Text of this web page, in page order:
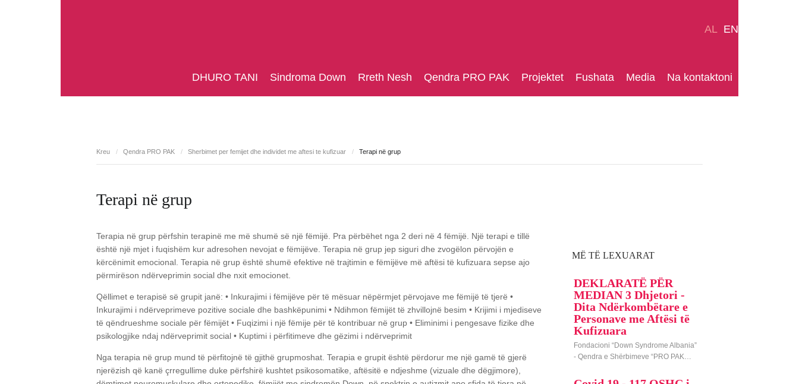
DHURO TANI Sindroma Down Rreth Nesh Qendra PRO PAK Projektet Fushata Media Na kontaktoni
Kreu / Qendra PRO PAK / Sherbimet per femijet dhe individet me aftesi te kufizuar / Terapi në grup
Terapi në grup
Terapia në grup përfshin terapinë me më shumë së një fëmijë. Pra përbëhet nga 2 deri në 4 fëmijë. Një terapi e tillë
është një mjet i fuqishëm kur adresohen nevojat e fëmijëve. Terapia në grup jep siguri dhe zvogëlon përvojën e
kërcënimit emocional. Terapia në grup është shumë efektive në trajtimin e fëmijëve më aftësi të kufizuara sepse ajo
përmirëson ndërveprimin social dhe nxit emocionet.
Qëllimet e terapisë së grupit janë: • Inkurajimi i fëmijëve për të mësuar nëpërmjet përvojave me fëmijë të tjerë •
Inkurajimi i ndërveprimeve pozitive sociale dhe bashkëpunimi • Ndihmon fëmijët të zhvillojnë besim • Krijimi i mjediseve
të qëndrueshme sociale për fëmijët • Fuqizimi i një fëmije për të kontribuar në grup • Eliminimi i pengesave fizike dhe
psikologjike ndaj ndërveprimit social • Kuptimi i përfitimeve dhe gëzimi i ndërveprimit
Nga terapia në grup mund të përfitojnë të gjithë grupmoshat. Terapia e grupit është përdorur me një gamë të gjerë
njerëzish që kanë çrregullime duke përfshirë kushtet psikosomatike, aftësitë e ndjeshme (vizuale dhe dëgjimore),
MË TË LEXUARAT
DEKLARATË PËR
MEDIAN 3 Dhjetori -
Dita Ndërkombëtare e
Personave me Aftësi të
Kufizuara
Fondacioni “Down Syndrome Albania”
- Qendra e Shërbimeve “PRO PAK…
AL EN